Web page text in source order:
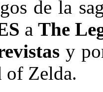
de la
a The
y
of Zelda.